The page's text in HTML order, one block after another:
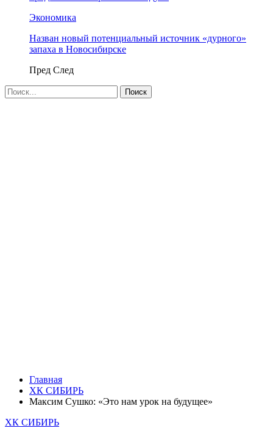
Экономика
Назван новый потенциальный источник «дурного»
запаха в Новосибирске
Пред След
Главная
ХК СИБИРЬ
Максим Сушко: «Это нам урок на будущее»
ХК СИБИРЬ